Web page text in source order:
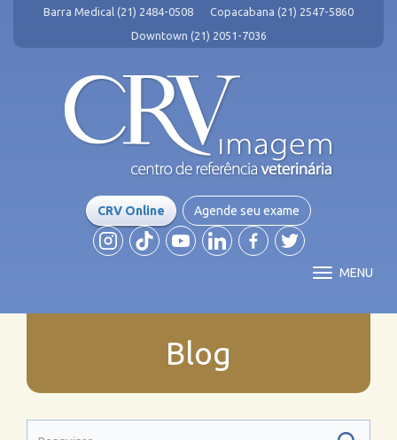
Barra Medical (21) 2484-0508
Copacabana (21) 2547-5860
Downtown (21) 2051-7036
CRV Online Agende seu exame
MENU
Blog